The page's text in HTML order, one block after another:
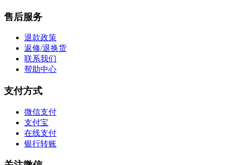
售后服务
退款政策
返修/退换货
联系我们
帮助中心
支付方式
微信支付
支付宝
在线支付
银行转账